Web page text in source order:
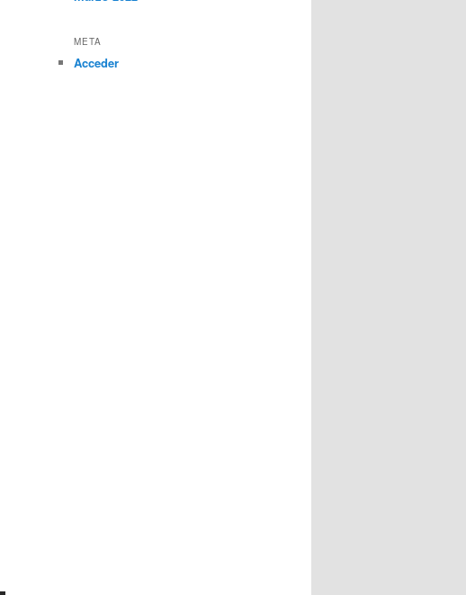
META
Acceder